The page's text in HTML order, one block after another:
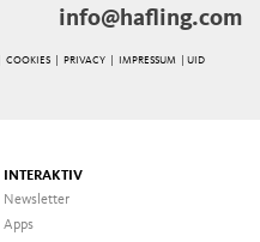
info@hafling.com
COOKIES PRIVACY IMPRESSUM
| UID
INTERAKTIV
Newsletter
Apps